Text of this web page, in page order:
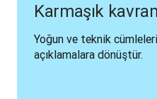
Karmaşık
Yoğun ve teknik
açıklamalara dönüştür.